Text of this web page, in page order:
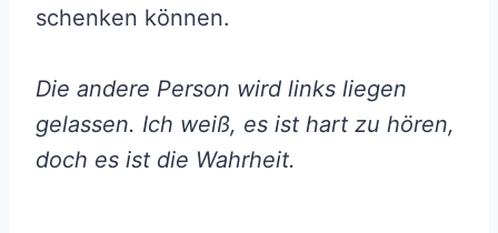
schenken können.
Die andere Person wird links liegen
gelassen. Ich weiß, es ist hart zu hören,
doch es ist die Wahrheit.